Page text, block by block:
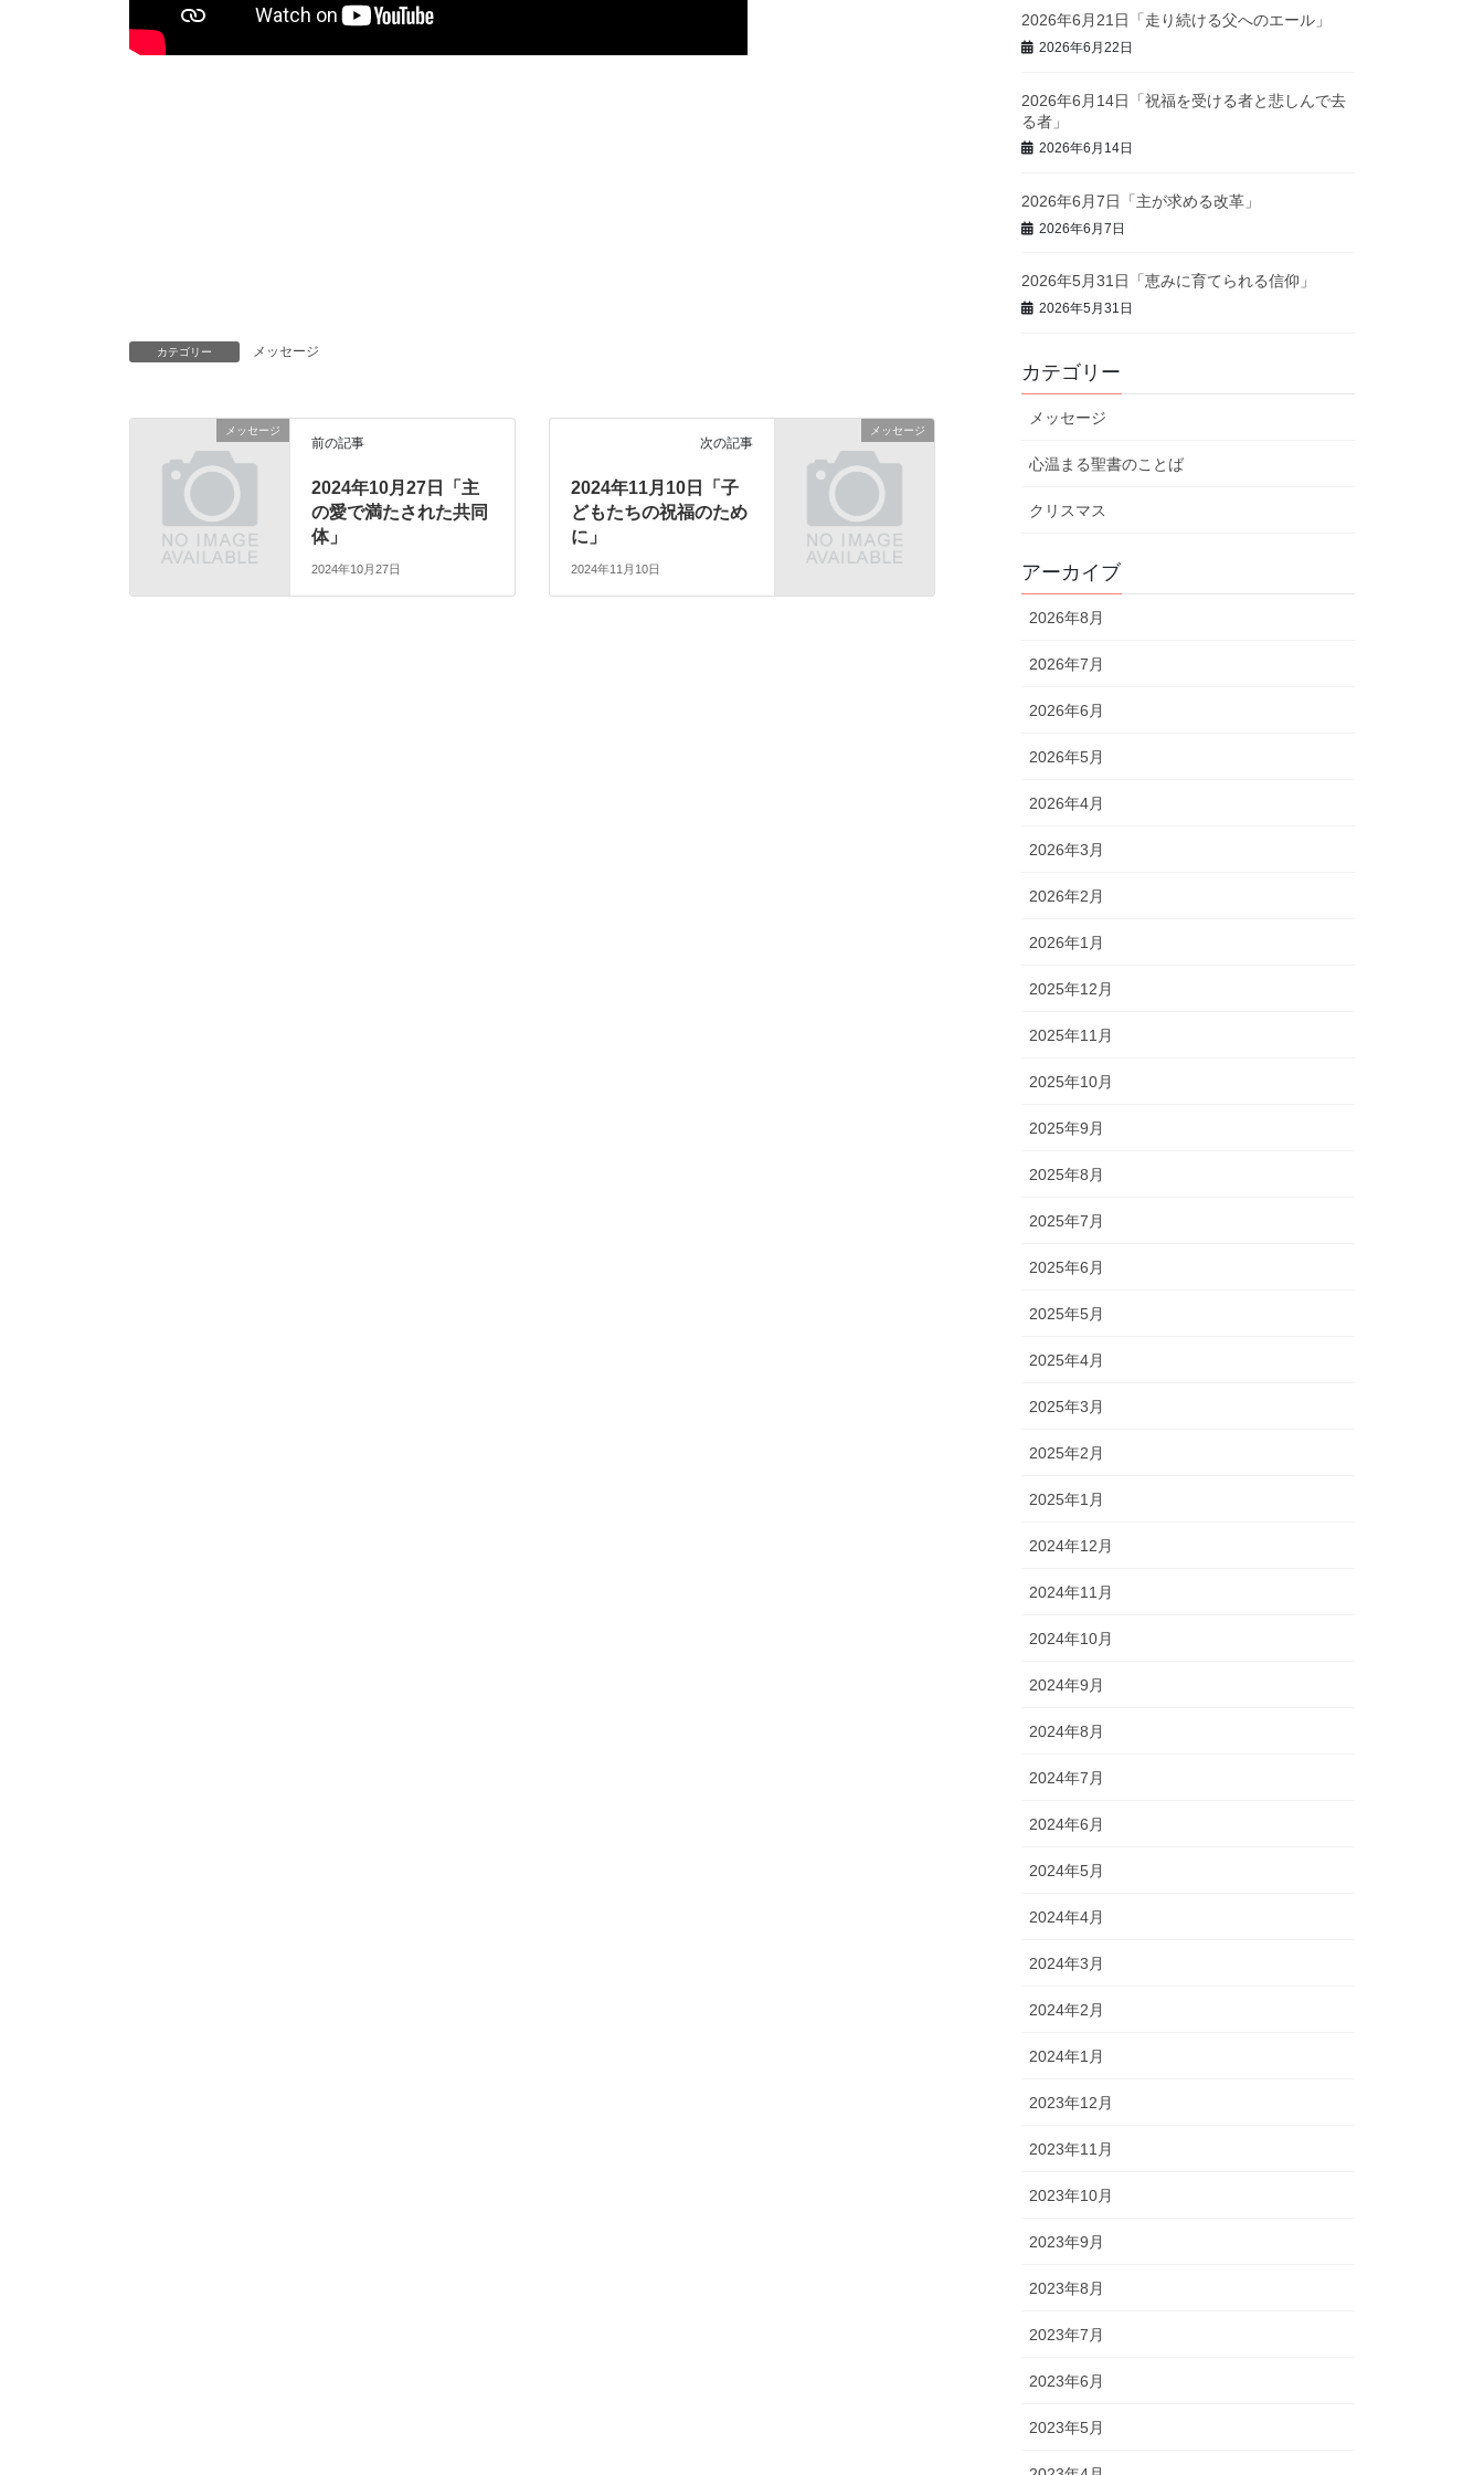
カテゴリー メッセージ
メッセージ
前の記事
2024年10月27日「主
の愛で満たされた共同
体」
2024年10月27日
メッセージ
次の記事
2024年11月10日「子
どもたちの祝福のため
に」
2024年11月10日
2026年6月21日「走り続ける父へのエール」
2026年6月22日
2026年6月14日「祝福を受ける者と悲しんで去
る者」
2026年6月14日
2026年6月7日「主が求める改革」
2026年6月7日
2026年5月31日「恵みに育てられる信仰」
2026年5月31日
カテゴリー
メッセージ
心温まる聖書のことば
クリスマス
アーカイブ
2026年8月
2026年7月
2026年6月
2026年5月
2026年4月
2026年3月
2026年2月
2026年1月
2025年12月
2025年11月
2025年10月
2025年9月
2025年8月
2025年7月
2025年6月
2025年5月
2025年4月
2025年3月
2025年2月
2025年1月
2024年12月
2024年11月
2024年10月
2024年9月
2024年8月
2024年7月
2024年6月
2024年5月
2024年4月
2024年3月
2024年2月
2024年1月
2023年12月
2023年11月
2023年10月
2023年9月
2023年8月
2023年7月
2023年6月
2023年5月